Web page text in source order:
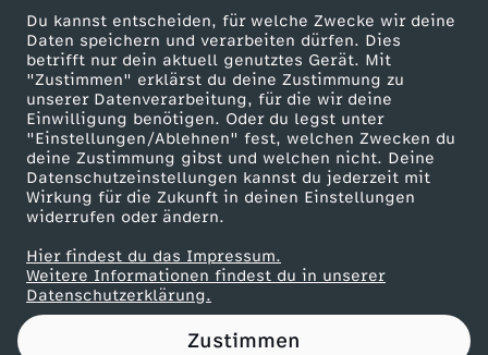
Du kannst entscheiden, für welche Zwecke wir deine
Daten speichern und verarbeiten dürfen. Dies
betrifft nur dein aktuell genutztes Gerät. Mit
"Zustimmen" erklärst du deine Zustimmung zu
unserer Datenverarbeitung, für die wir deine
Einwilligung benötigen. Oder du legst unter
"Einstellungen/Ablehnen" fest, welchen Zwecken du
deine Zustimmung gibst und welchen nicht. Deine
Datenschutzeinstellungen kannst du jederzeit mit
Wirkung für die Zukunft in deinen Einstellungen
widerrufen oder ändern.
Hier findest du das Impressum.
Weitere Informationen findest du in unserer
Datenschutzerklärung.
Zustimmen
r
d
e
r
B
o
ZDF goes Schule
Werbefernsehen
Mainzelmännchen
Partner